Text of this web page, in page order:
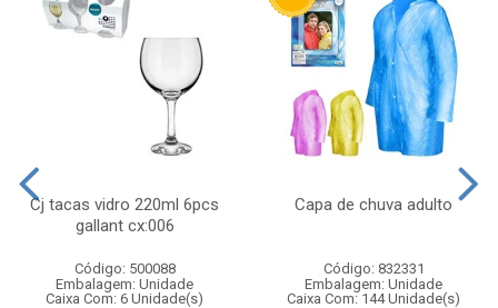
Cj tacas vidro 220ml 6pcs
gallant cx:006
Código: 500088
Embalagem: Unidade
Caixa Com: 6 Unidade(s)
Capa de chuva adulto
Código: 832331
Embalagem: Unidade
Caixa Com: 144 Unidade(s)